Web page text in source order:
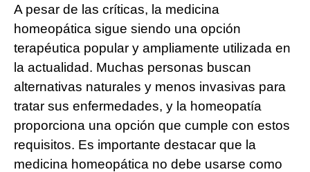
A pesar de las críticas, la medicina
homeopática sigue siendo una opción
terapéutica popular y ampliamente utilizada en
la actualidad. Muchas personas buscan
alternativas naturales y menos invasivas para
tratar sus enfermedades, y la homeopatía
proporciona una opción que cumple con estos
requisitos. Es importante destacar que la
medicina homeopática no debe usarse como